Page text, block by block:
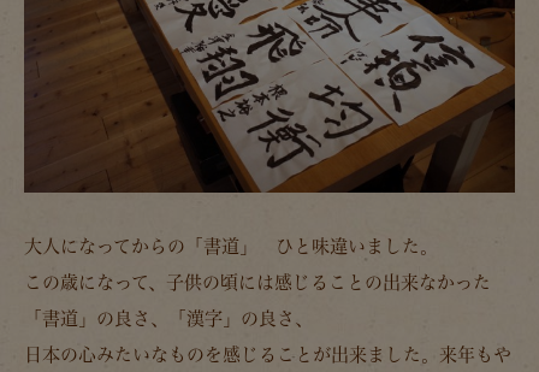
大人になってからの「書道」 ひと味違いました。
この歳になって、子供の頃には感じることの出来なかった
「書道」の良さ、「漢字」の良さ、
日本の心みたいなものを感じることが出来ました。来年もや